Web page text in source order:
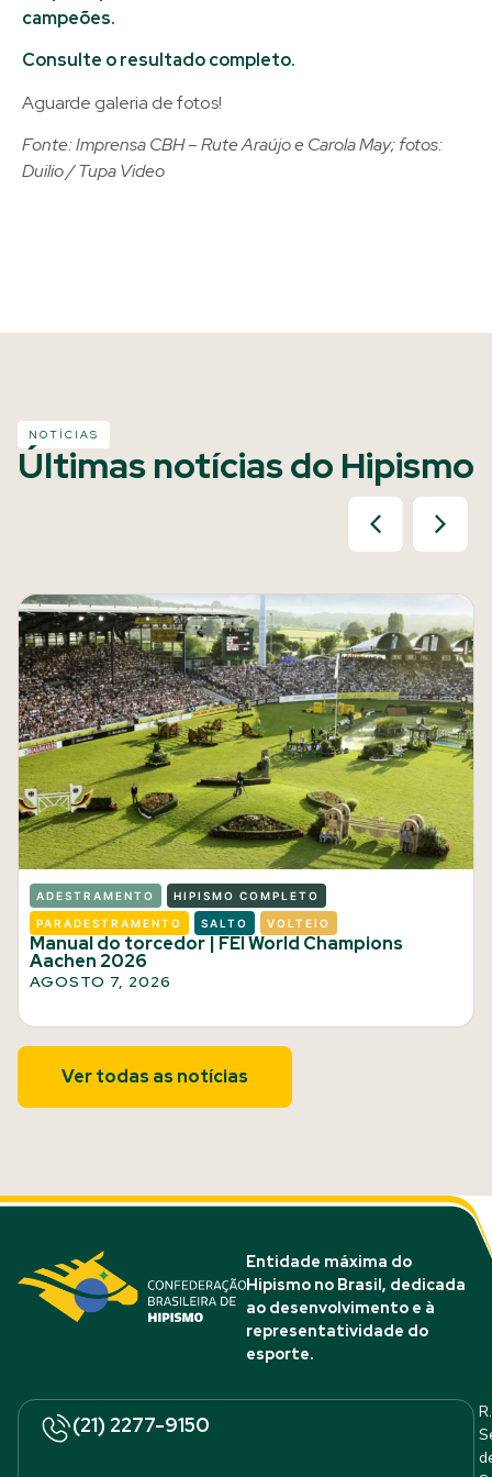
campeões.
Consulte o resultado completo.
Aguarde galeria de fotos!
Fonte: Imprensa CBH – Rute Araújo e Carola May; fotos:
Duilio / Tupa Video
NOTÍCIAS
Últimas notícias do Hipismo
ADESTRAMENTO HIPISMO COMPLETO
PARADESTRAMENTO SALTO VOLTEIO
Manual do torcedor | FEI World Champions
Aachen 2026
AGOSTO 7, 2026
Ver todas as notícias
Entidade máxima do
Hipismo no Brasil, dedicada
ao desenvolvimento e à
representatividade do
esporte.
(21) 2277-9150
R.